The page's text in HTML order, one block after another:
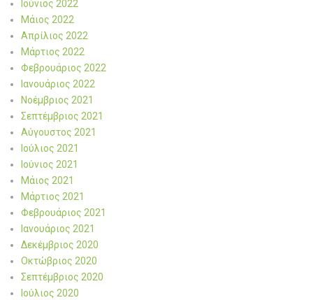
Ιούνιος 2022
Μάιος 2022
Απρίλιος 2022
Μάρτιος 2022
Φεβρουάριος 2022
Ιανουάριος 2022
Νοέμβριος 2021
Σεπτέμβριος 2021
Αύγουστος 2021
Ιούλιος 2021
Ιούνιος 2021
Μάιος 2021
Μάρτιος 2021
Φεβρουάριος 2021
Ιανουάριος 2021
Δεκέμβριος 2020
Οκτώβριος 2020
Σεπτέμβριος 2020
Ιούλιος 2020